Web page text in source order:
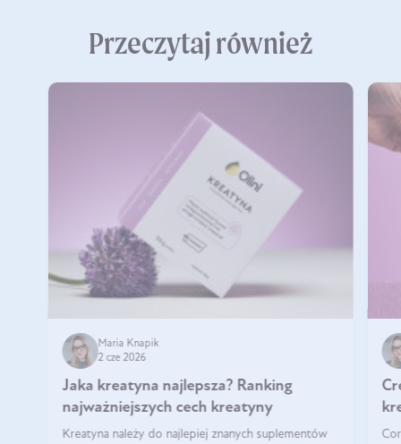
Przeczytaj również
Maria Knapik
2 cze 2026
Jaka kreatyna najlepsza? Ranking
najważniejszych cech kreatyny
Kreatyna należy do najlepiej znanych suplementów